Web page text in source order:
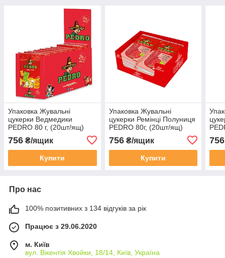
Упаковка Жувальні
цукерки Ведмедики
PEDRO 80 г, (20шт/ящ)
756 ₴/ящик
Купити
Упаковка Жувальні
цукерки Ремінці Полуниця
PEDRO 80г, (20шт/ящ)
756₴/ящик
Купити
756
Про нас
100% позитивних з 134 відгуків за рік
Працює з 29.06.2020
м. Київ
вул. Вікентія Хвойки, 18/14, Київ, Україна